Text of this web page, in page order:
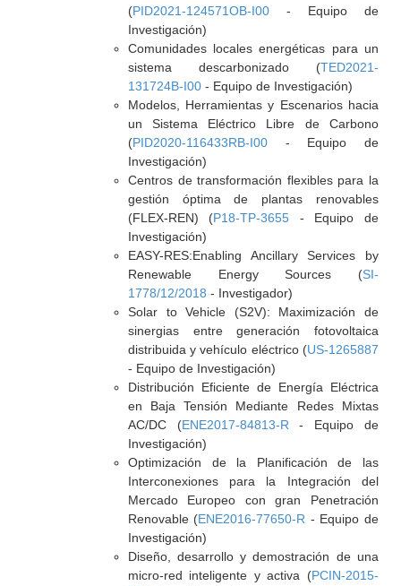
(PID2021-124571OB-I00- Equipo de
Investigación)
Comunidades locales energéticas para un
sistema descarbonizado (TED2021-
131724B-I00- Equipo de Investigación)
Modelos, Herramientas y Escenarios hacia
un Sistema Eléctrico Libre de Carbono
(PID2020-116433RB-I00- Equipo de
Investigación)
Centros de transformación flexibles para la
gestión óptima de plantas renovables
(FLEX-REN) (P18-TP-3655 - Equipo de
Investigación)
EASY-RES:Enabling Ancillary Services by
Renewable Energy Sources (SI-
1778/12/2018 - Investigador)
Solar to Vehicle (S2V): Maximización de
sinergias entre generación fotovoltaica
distribuida y vehículo eléctrico (US-1265887
- Equipo de Investigación)
Distribución Eficiente de Energía Eléctrica
en Baja Tensión Mediante Redes Mixtas
AC/DC (ENE2017-84813-R - Equipo de
Investigación)
Optimización de la Planificación de las
Interconexiones para la Integración del
Mercado Europeo con gran Penetración
Renovable (ENE2016-77650-R - Equipo de
Investigación)
Diseño, desarrollo y demostración de una
micro-red inteligente y activa (PCIN-2015-